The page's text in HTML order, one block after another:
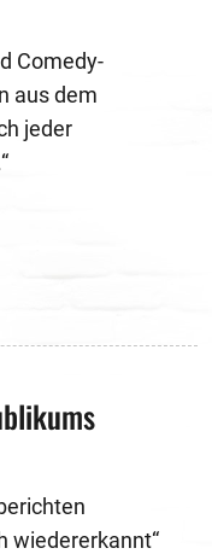
Comedy-
aus dem
jeder
wiedererkannt“